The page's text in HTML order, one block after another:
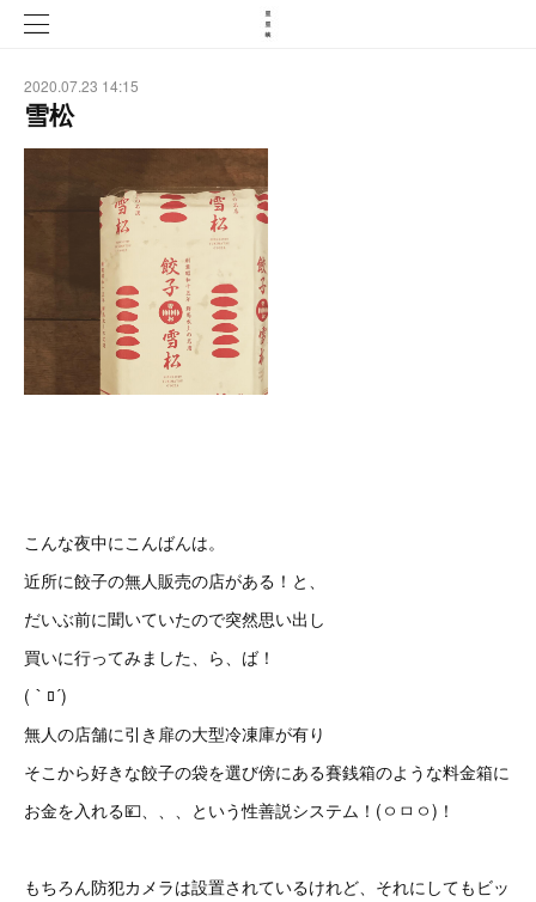
2020.07.23 14:15
雪松
こんな夜中にこんばんは。
近所に餃子の無人販売の店がある！と、
だいぶ前に聞いていたので突然思い出し
買いに行ってみました、ら、ば！
(｀ﾛ´)
無人の店舗に引き扉の大型冷凍庫が有り
そこから好きな餃子の袋を選び 傍にある賽銭箱のような料金箱に
お金を入れる💴、、、という性善説システム！(ㅇㅁㅇ)！
もちろん防犯カメラは設置されているけれど、それにしてもビッ